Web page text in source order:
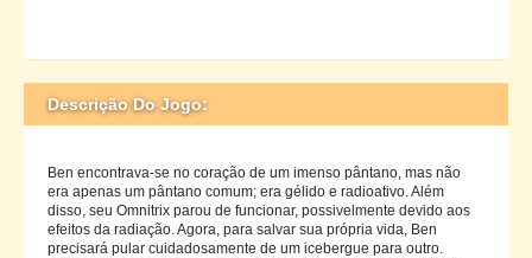
Descrição Do Jogo:
Ben encontrava-se no coração de um imenso pântano, mas não
era apenas um pântano comum; era gélido e radioativo. Além
disso, seu Omnitrix parou de funcionar, possivelmente devido aos
efeitos da radiação. Agora, para salvar sua própria vida, Ben
precisará pular cuidadosamente de um icebergue para outro.